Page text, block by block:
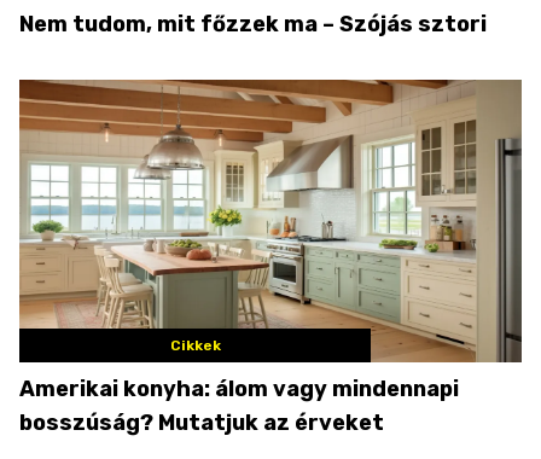
Nem tudom, mit főzzek ma – Szójás sztori
Cikkek
Amerikai konyha: álom vagy mindennapi
bosszúság? Mutatjuk az érveket